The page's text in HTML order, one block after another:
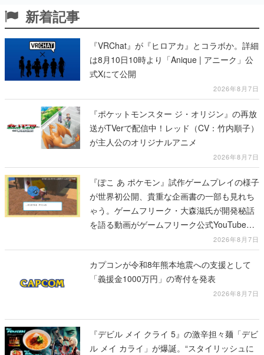
新着記事
『VRChat』が『ヒロアカ』とコラボか。詳細
は8月10日10時より「Anique | アニーク」公
式Xにて公開
2026年8月7日
『ポケットモンスター ジ・オリジン』の再放
送がTVerで配信中！レッド（CV：竹内順子）
が主人公のオリジナルアニメ
2026年8月7日
『ぽこ あ ポケモン』試作ゲームプレイの様子
が世界初公開、貴重な企画書の一部も見れち
ゃう。ゲームフリーク・大森滋氏が開発秘話
を語る動画がゲームフリーク公式YouTubeで
2026年8月7日
カプコンが令和8年熊本地震への支援として
「義援金1000万円」の寄付を発表
2026年8月7日
『デビル メイ クライ 5』の激辛担々麺「デビ
ル メイ カライ」が爆誕。“スタイリッシュに